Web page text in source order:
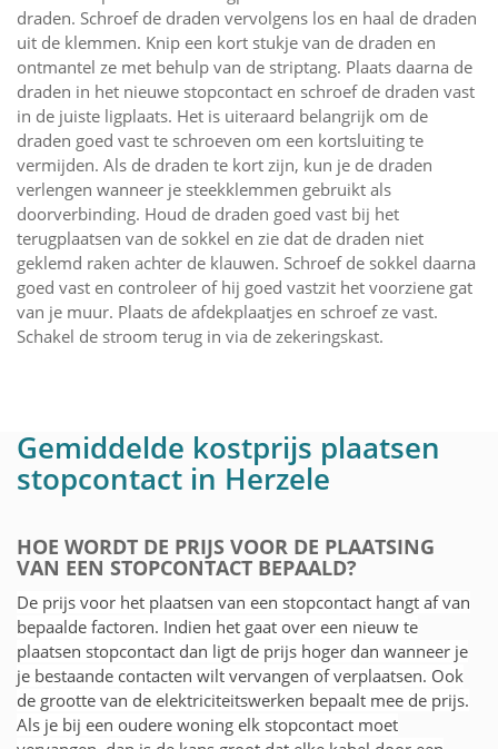
draden. Schroef de draden vervolgens los en haal de draden
uit de klemmen. Knip een kort stukje van de draden en
ontmantel ze met behulp van de striptang. Plaats daarna de
draden in het nieuwe stopcontact en schroef de draden vast
in de juiste ligplaats. Het is uiteraard belangrijk om de
draden goed vast te schroeven om een kortsluiting te
vermijden. Als de draden te kort zijn, kun je de draden
verlengen wanneer je steekklemmen gebruikt als
doorverbinding. Houd de draden goed vast bij het
terugplaatsen van de sokkel en zie dat de draden niet
geklemd raken achter de klauwen. Schroef de sokkel daarna
goed vast en controleer of hij goed vastzit het voorziene gat
van je muur. Plaats de afdekplaatjes en schroef ze vast.
Schakel de stroom terug in via de zekeringskast.
Gemiddelde kostprijs plaatsen
stopcontact in Herzele
HOE WORDT DE PRIJS VOOR DE PLAATSING
VAN EEN STOPCONTACT BEPAALD?
De prijs voor het plaatsen van een stopcontact hangt af van
bepaalde factoren. Indien het gaat over een nieuw te
plaatsen stopcontact dan ligt de prijs hoger dan wanneer je
je bestaande contacten wilt vervangen of verplaatsen. Ook
de grootte van de elektriciteitswerken bepaalt mee de prijs.
Als je bij een oudere woning elk stopcontact moet